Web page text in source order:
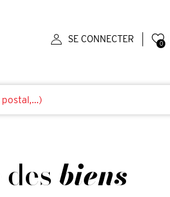
SE CONNECTER 0
biens